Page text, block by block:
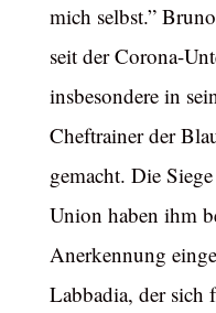
mich selbst.”
seit der Corona-
insbesondere in
Cheftrainer der
gemacht. Die
Union haben ihm
Anerkennung
Labbadia, der sich